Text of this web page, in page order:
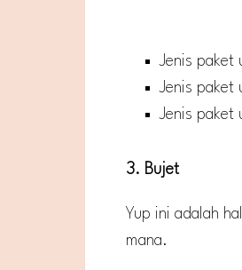
Jenis paket
Jenis paket
Jenis paket
3. Bujet
Yup ini adalah
mana.